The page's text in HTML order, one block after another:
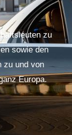
zu
sowie den
zu und von
Europa.